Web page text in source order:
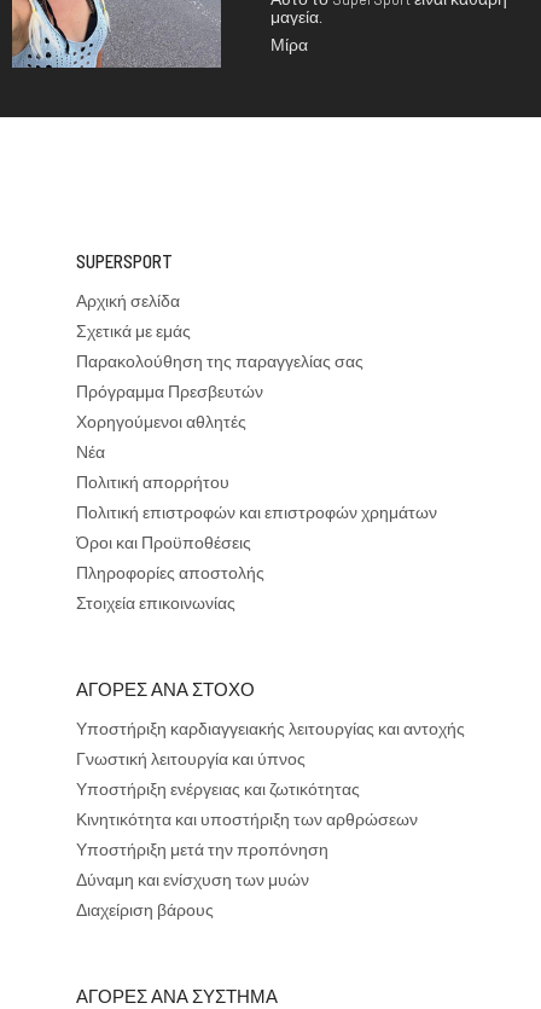
μαγεία.
Μίρα
SUPERSPORT
Αρχική σελίδα
Σχετικά με εμάς
Παρακολούθηση της παραγγελίας σας
Πρόγραμμα Πρεσβευτών
Χορηγούμενοι αθλητές
Νέα
Πολιτική απορρήτου
Πολιτική επιστροφών και επιστροφών χρημάτων
Όροι και Προϋποθέσεις
Πληροφορίες αποστολής
Στοιχεία επικοινωνίας
ΑΓΟΡΕΣ ΑΝΑ ΣΤΟΧΟ
Υποστήριξη καρδιαγγειακής λειτουργίας και αντοχής
Γνωστική λειτουργία και ύπνος
Υποστήριξη ενέργειας και ζωτικότητας
Κινητικότητα και υποστήριξη των αρθρώσεων
Υποστήριξη μετά την προπόνηση
Δύναμη και ενίσχυση των μυών
Διαχείριση βάρους
ΑΓΟΡΕΣ ΑΝΑ ΣΥΣΤΗΜΑ